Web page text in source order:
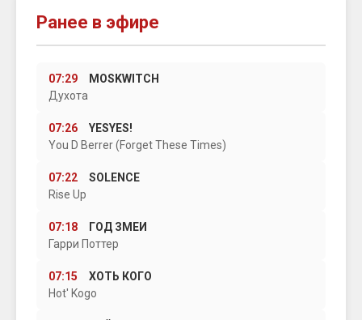
Ранее в эфире
07:29
MOSKWITCH
Духота
07:26
YESYES!
You D Berrer (Forget These Times)
07:22
SOLENCE
Rise Up
07:18
ГОД ЗМЕИ
Гарри Поттер
07:15
ХОТЬ КОГО
Hot' Kogо